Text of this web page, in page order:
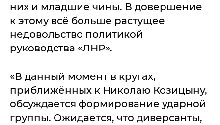
них и младшие чины. В довершение
к этому всё больше растущее
недовольство политикой
руководства «ЛНР».
«В данный момент в кругах,
приближённых к Николаю Козицыну,
обсуждается формирование ударной
группы. Ожидается, что диверсанты,